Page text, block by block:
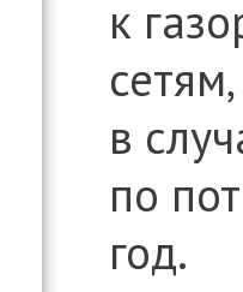
к
в
по
год.